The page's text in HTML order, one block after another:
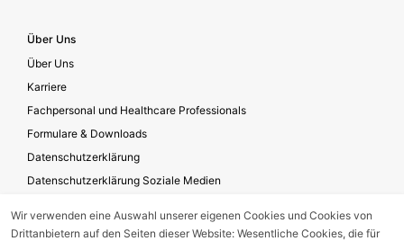
Über Uns
Über Uns
Karriere
Fachpersonal und Healthcare Professionals
Formulare & Downloads
Datenschutzerklärung
Datenschutzerklärung Soziale Medien
Impressum
Wir verwenden eine Auswahl unserer eigenen Cookies und Cookies von
Drittanbietern auf den Seiten dieser Website: Wesentliche Cookies, die für